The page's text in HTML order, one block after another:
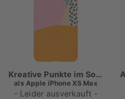
Kreative Punkte im Sommer
als Apple iPhone XS Max
- Leider ausverkauft -